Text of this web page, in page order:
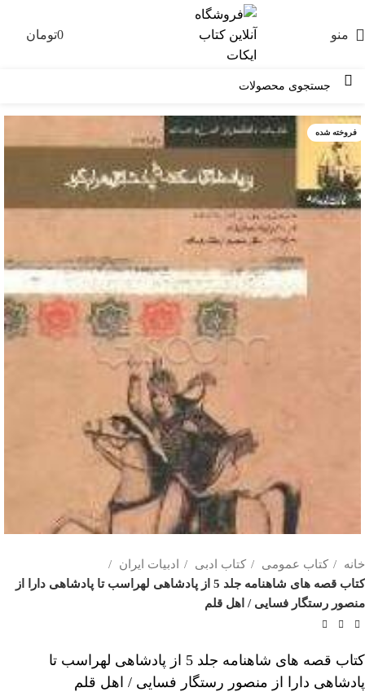
منو 0تومان
فروخته شده
خانه کتاب عمومی کتاب ادبی
ادبیات ایران
کتاب قصه های شاهنامه جلد 5 از پادشاهی لهراسب تا پادشاهی دارا از
منصور رستگار فسایی / اهل قلم
کتاب قصه های شاهنامه جلد 5 از پادشاهی لهراسب تا
پادشاهی دارا از منصور رستگار فسایی / اهل قلم